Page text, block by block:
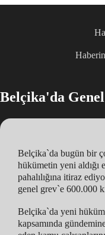
Belçika'da
Belçika`da bugün bir
hükümetin yeni aldığı
pahalılığına itiraz
genel grev`e 600.000
Belçika`da yeni
kapsamında